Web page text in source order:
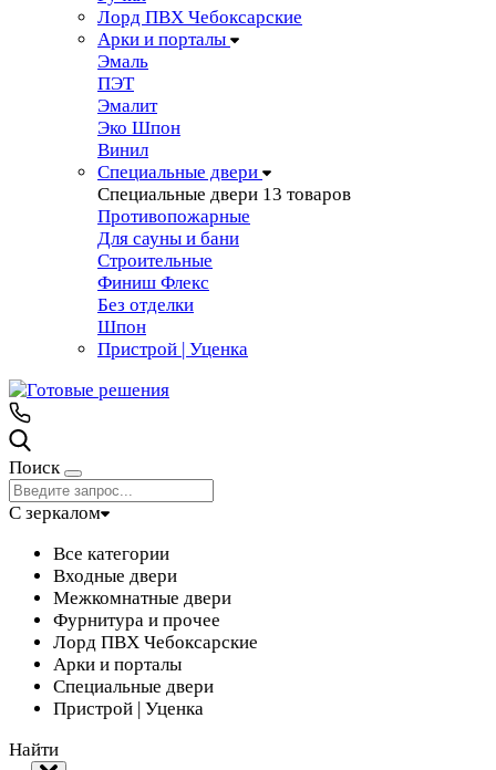
Лорд ПВХ Чебоксарские
Арки и порталы
Эмаль
ПЭТ
Эмалит
Эко Шпон
Винил
Специальные двери
Специальные двери 13 товаров
Противопожарные
Для сауны и бани
Строительные
Финиш Флекс
Без отделки
Шпон
Пристрой | Уценка
Поиск
С зеркалом
Все категории
Входные двери
Межкомнатные двери
Фурнитура и прочее
Лорд ПВХ Чебоксарские
Арки и порталы
Специальные двери
Пристрой | Уценка
Найти